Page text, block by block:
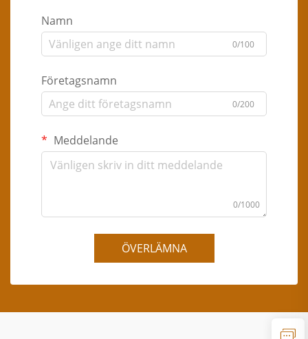
Namn
0/100
Företagsnamn
0/200
Meddelande
0/1000
ÖVERLÄMNA